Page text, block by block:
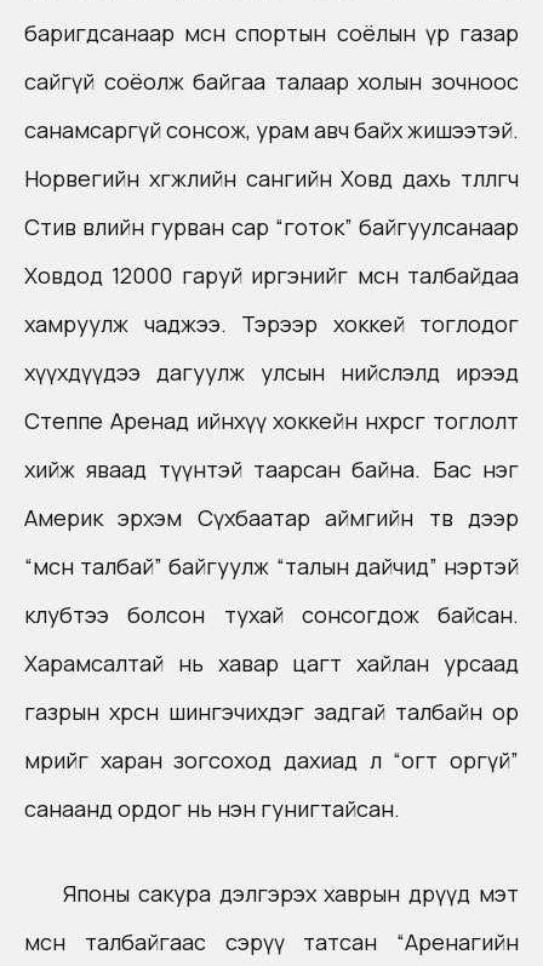
баригдсанаар мөсөн спортын соёлын үр газар
сайгүй соёолж байгаа талаар холын зочноос
санамсаргүй сонсож, урам авч байх жишээтэй.
Норвегийн хөгжлийн сангийн Ховд дахь төлөөлөгч
Стив өвлийн гурван сар “готок” байгуулсанаар
Ховдод 12000 гаруй иргэнийг мөсөн талбайдаа
хамруулж чаджээ. Тэрээр хоккей тоглодог
хүүхдүүдээ дагуулж улсын нийслэлд ирээд
Степпе Аренад ийнхүү хоккейн нөхөрсөг тоглолт
хийж яваад түүнтэй таарсан байна. Бас нэг
Америк эрхэм Сүхбаатар аймгийн төв дээр
“мөсөн талбай” байгуулж “талын дайчид” нэртэй
клубтээ болсон тухай сонсогдож байсан.
Харамсалтай нь хавар цагт хайлан урсаад
газрын хөрснөө шингэчихдэг задгай талбайн ор
мөрийг харан зогсоход дахиад л “огт оргүй”
санаанд ордог нь нэн гунигтайсан.
Японы сакура дэлгэрэх хаврын өдрүүд мэт
мөсөн талбайгаас сэрүү татсан “Аренагийн